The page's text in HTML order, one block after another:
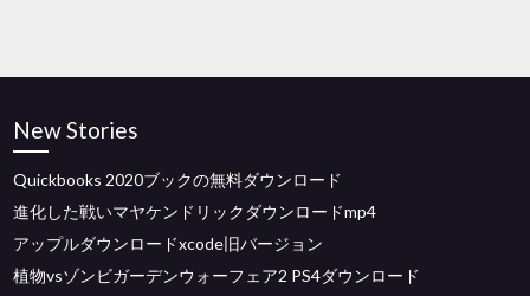
New Stories
Quickbooks 2020ブックの無料ダウンロード
進化した戦いマヤケンドリックダウンロードmp4
アップルダウンロードxcode旧バージョン
植物vsゾンビガーデンウォーフェア2 PS4ダウンロード